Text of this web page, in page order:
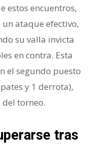
estos encuentros,
ataque efectivo,
su valla invicta
en contra. Esta
el segundo puesto
y 1 derrota),
torneo.
tras